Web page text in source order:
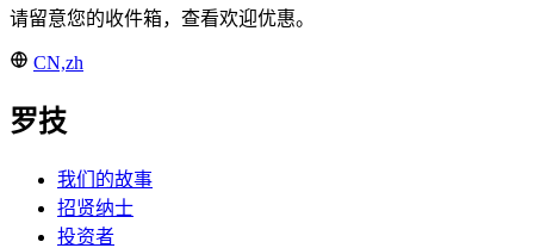
请留意您的收件箱，查看欢迎优惠。
CN,zh
罗技
我们的故事
招贤纳士
投资者